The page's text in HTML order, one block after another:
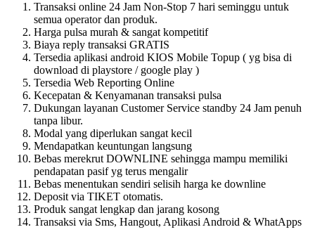
Transaksi online 24 Jam Non-Stop 7 hari seminggu untuk
semua operator dan produk.
Harga pulsa murah & sangat kompetitif
Biaya reply transaksi GRATIS
Tersedia aplikasi android KIOS Mobile Topup ( yg bisa di
download di playstore / google play )
Tersedia Web Reporting Online
Kecepatan & Kenyamanan transaksi pulsa
Dukungan layanan Customer Service standby 24 Jam penuh
tanpa libur.
Modal yang diperlukan sangat kecil
Mendapatkan keuntungan langsung
Bebas merekrut DOWNLINE sehingga mampu memiliki
pendapatan pasif yg terus mengalir
Bebas menentukan sendiri selisih harga ke downline
Deposit via TIKET otomatis.
Produk sangat lengkap dan jarang kosong
Transaksi via Sms, Hangout, Aplikasi Android & WhatApps